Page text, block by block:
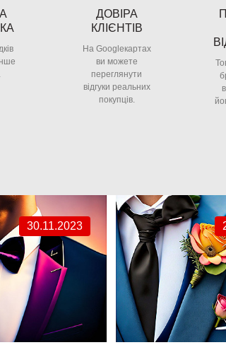
ДОВІРА
КЛІЄНТІВ
На Googleкартах
ви можете
переглянути
відгуки реальних
покупців.
30.11.2023